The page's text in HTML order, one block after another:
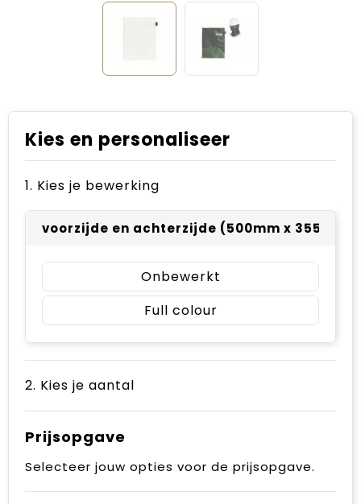
Kies en personaliseer
1. Kies je bewerking
voorzijde en achterzijde (500mm x 355mm)
Onbewerkt
Full colour
2. Kies je aantal
Prijsopgave
Selecteer jouw opties voor de prijsopgave.